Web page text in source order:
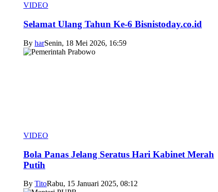
VIDEO
Selamat Ulang Tahun Ke-6 Bisnistoday.co.id
By harSenin, 18 Mei 2026, 16:59
VIDEO
Bola Panas Jelang Seratus Hari Kabinet Merah
Putih
By TitoRabu, 15 Januari 2025, 08:12